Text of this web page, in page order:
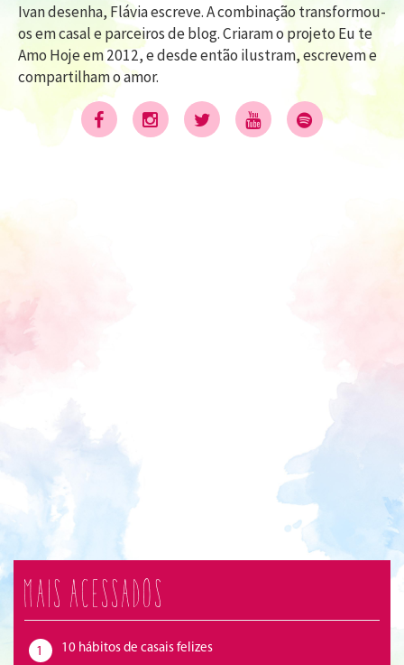
Ivan desenha, Flávia escreve. A combinação transformou-
os em casal e parceiros de blog. Criaram o projeto Eu te
Amo Hoje em 2012, e desde então ilustram, escrevem e
compartilham o amor.
Mais acessados
1 10 hábitos de casais felizes